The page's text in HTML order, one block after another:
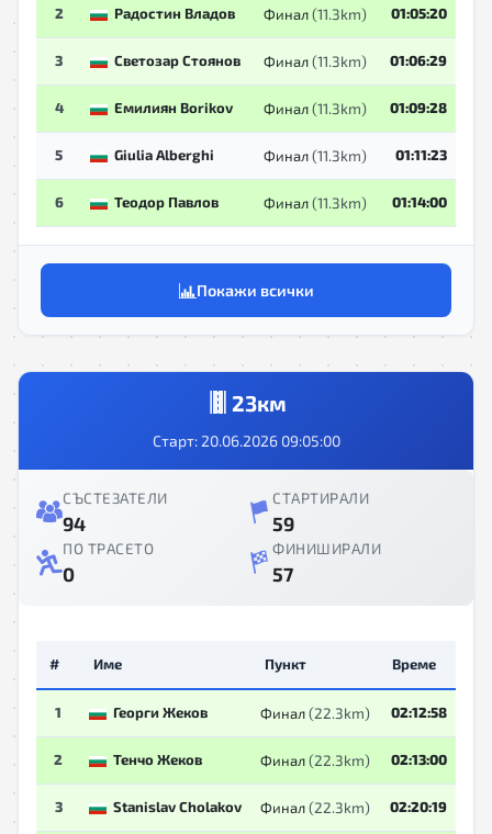
2 Радостин Владов Финал(11.3km) 01:05:20
3 Светозар Стоянов Финал(11.3km) 01:06:29
4 Емилиян Borikov Финал(11.3km) 01:09:28
5 Giulia Alberghi Финал(11.3km) 01:11:23
6 Теодор Павлов Финал(11.3km) 01:14:00
Покажи всички
23км
Старт: 20.06.2026 09:05:00
СЪСТЕЗАТЕЛИ
94
СТАРТИРАЛИ
59
ПО ТРАСЕТО
0
ФИНИШИРАЛИ
57
# Име Пункт Време
1 Георги Жеков Финал(22.3km) 02:12:58
2 Тенчо Жеков Финал(22.3km) 02:13:00
3 Stanislav Cholakov Финал(22.3km) 02:20:19